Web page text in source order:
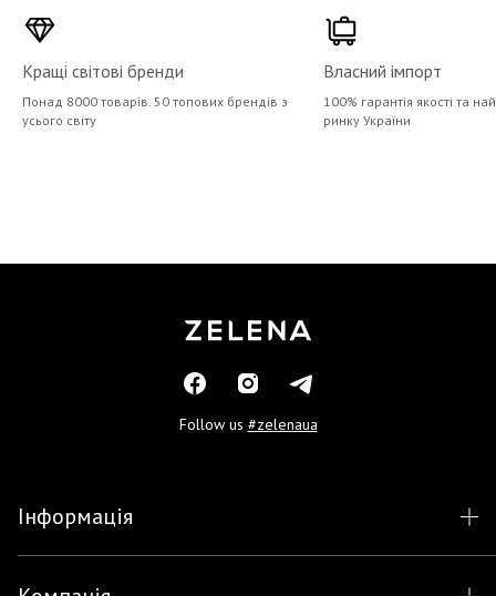
Кращі світові бренди
Понад 8000 товарів. 50 топових брендів з
усього світу
Власний імпорт
100% гарантія якості та
ринку України
Follow us #zelenaua
Інформація